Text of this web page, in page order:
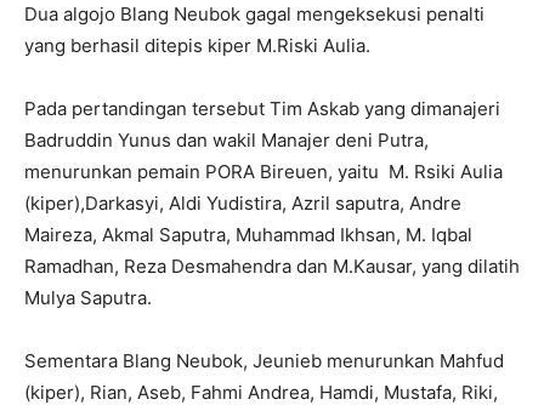
Dua algojo Blang Neubok gagal mengeksekusi penalti
yang berhasil ditepis kiper M.Riski Aulia.
Pada pertandingan tersebut Tim Askab yang dimanajeri
Badruddin Yunus dan wakil Manajer deni Putra,
menurunkan pemain PORA Bireuen, yaitu M. Rsiki Aulia
(kiper),Darkasyi, Aldi Yudistira, Azril saputra, Andre
Maireza, Akmal Saputra, Muhammad Ikhsan, M. Iqbal
Ramadhan, Reza Desmahendra dan M.Kausar, yang dilatih
Mulya Saputra.
Sementara Blang Neubok, Jeunieb menurunkan Mahfud
(kiper), Rian, Aseb, Fahmi Andrea, Hamdi, Mustafa, Riki,